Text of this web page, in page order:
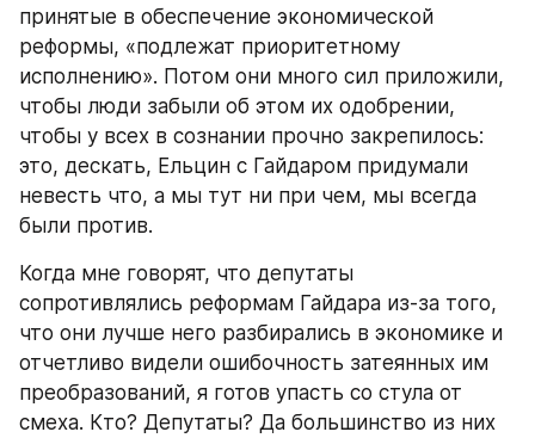
принятые в обеспечение экономической
реформы, «подлежат приоритетному
исполнению». Потом они много сил приложили,
чтобы люди забыли об этом их одобрении,
чтобы у всех в сознании прочно закрепилось:
это, дескать, Ельцин с Гайдаром придумали
невесть что, а мы тут ни при чем, мы всегда
были против.
Когда мне говорят, что депутаты
сопротивлялись реформам Гайдара из-за того,
что они лучше него разбирались в экономике и
отчетливо видели ошибочность затеянных им
преобразований, я готов упасть со стула от
смеха. Кто? Депутаты? Да большинство из них